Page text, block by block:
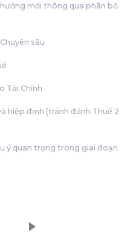
mới thông qua phân bổ
sâu
Tài Chính
hiệp định (tránh đánh Thuế 2
ý quan trọng trong giai đoạn